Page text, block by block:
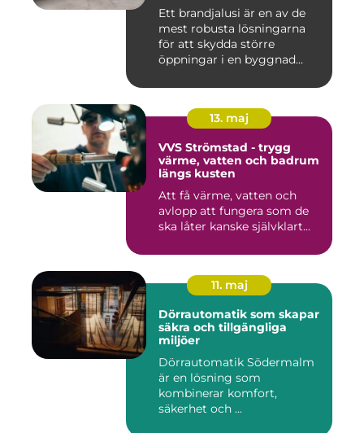
Ett brandjalusi är en av de
mest robusta lösningarna
för att skydda större
öppningar i en byggnad
13. maj
VVS Strömstad - trygg
värme, vatten och badrum
längs kusten
Att få värme, vatten och
avlopp att fungera som de
ska låter kanske självklart...
11. maj
Dörrautomatik som skapar
säkra och tillgängliga
miljöer
Dörrautomatik Södermalm
är en lösning som
kombinerar komfort,
säkerhet och ...